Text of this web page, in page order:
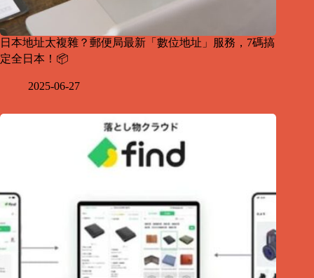
日本地址太複雜？郵便局最新「數位地址」服務，7碼搞
定全日本！📦
2025-06-27